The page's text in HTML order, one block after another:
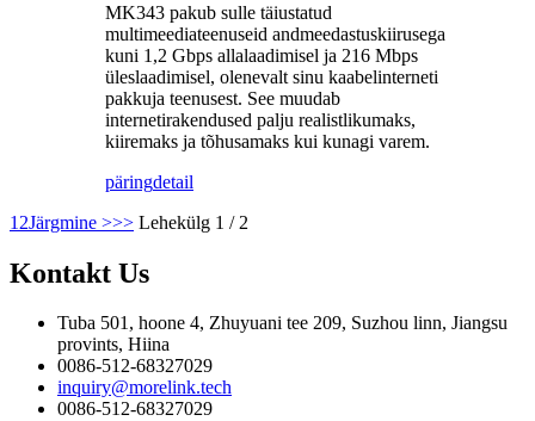
MK343 pakub sulle täiustatud
multimeediateenuseid andmeedastuskiirusega
kuni 1,2 Gbps allalaadimisel ja 216 Mbps
üleslaadimisel, olenevalt sinu kaabelinterneti
pakkuja teenusest. See muudab
internetirakendused palju realistlikumaks,
kiiremaks ja tõhusamaks kui kunagi varem.
päringdetail
1 2Järgmine >>> Lehekülg 1 / 2
Kontakt Us
Tuba 501, hoone 4, Zhuyuani tee 209, Suzhou linn, Jiangsu
provints, Hiina
0086-512-68327029
inquiry@morelink.tech
0086-512-68327029